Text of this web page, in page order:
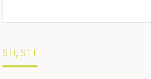
SIŲSTI